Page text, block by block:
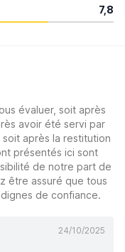
7,8
évaluer, soit après
avoir été servi par
après la restitution
présentés ici sont
de notre part de
être assuré que tous
de confiance.
24/10/2025